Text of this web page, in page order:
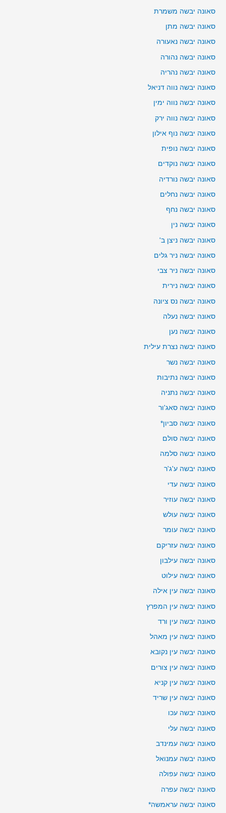
סאונה יבשה משמרת
סאונה יבשה מתן
סאונה יבשה נאעורה
סאונה יבשה נהורה
סאונה יבשה נהריה
סאונה יבשה נווה דניאל
סאונה יבשה נווה ימין
סאונה יבשה נווה ירק
סאונה יבשה נוף אילון
סאונה יבשה נופית
סאונה יבשה נוקדים
סאונה יבשה נורדיה
סאונה יבשה נחלים
סאונה יבשה נחף
סאונה יבשה נין
סאונה יבשה ניצן ב'
סאונה יבשה ניר גלים
סאונה יבשה ניר צבי
סאונה יבשה נירית
סאונה יבשה נס ציונה
סאונה יבשה נעלה
סאונה יבשה נען
סאונה יבשה נצרת עילית
סאונה יבשה נשר
סאונה יבשה נתיבות
סאונה יבשה נתניה
סאונה יבשה סאג'ור
סאונה יבשה סביון*
סאונה יבשה סולם
סאונה יבשה סלמה
סאונה יבשה ע'ג'ר
סאונה יבשה עדי
סאונה יבשה עוזיר
סאונה יבשה עולש
סאונה יבשה עומר
סאונה יבשה עזריקם
סאונה יבשה עילבון
סאונה יבשה עילוט
סאונה יבשה עין אילה
סאונה יבשה עין המפרץ
סאונה יבשה עין ורד
סאונה יבשה עין מאהל
סאונה יבשה עין נקובא
סאונה יבשה עין צורים
סאונה יבשה עין קניא
סאונה יבשה עין שריד
סאונה יבשה עכו
סאונה יבשה עלי
סאונה יבשה עמינדב
סאונה יבשה עמנואל
סאונה יבשה עפולה
סאונה יבשה עפרה
סאונה יבשה עראמשה*